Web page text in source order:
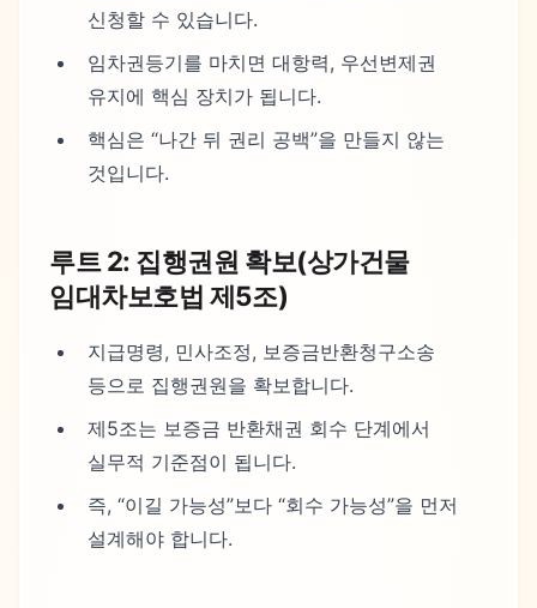
신청할 수 있습니다.
임차권등기를 마치면 대항력, 우선변제권
유지에 핵심 장치가 됩니다.
핵심은 “나간 뒤 권리 공백”을 만들지 않는
것입니다.
루트 2: 집행권원 확보(상가건물
임대차보호법 제5조)
지급명령, 민사조정, 보증금반환청구소송
등으로 집행권원을 확보합니다.
제5조는 보증금 반환채권 회수 단계에서
실무적 기준점이 됩니다.
즉, “이길 가능성”보다 “회수 가능성”을 먼저
설계해야 합니다.